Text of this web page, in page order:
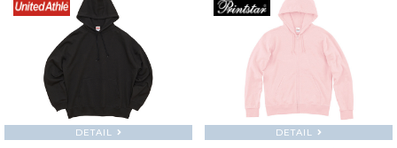
DETAIL DETAIL